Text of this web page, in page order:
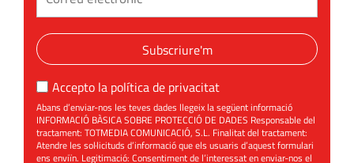
Subscriure'm
Accepto la política de privacitat
Abans d’enviar-nos les teves dades llegeix la següent informació
INFORMACIÓ BÀSICA SOBRE PROTECCIÓ DE DADES Responsable del
tractament: TOTMEDIA COMUNICACIÓ, S.L. Finalitat del tractament:
Atendre les sol·licituds d’informació que els usuaris d’aquest formulari
ens enviïn. Legitimació: Consentiment de l’interessat en enviar-nos el